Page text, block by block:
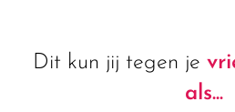
Dit kun jij tegen je
als...